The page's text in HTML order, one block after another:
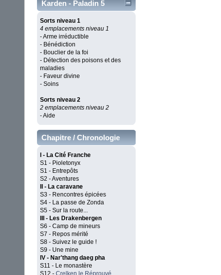
Karden - Paladin 5
Sorts niveau 1
4 emplacements niveau 1
- Arme irréductible
- Bénédiction
- Bouclier de la foi
- Détection des poisons et des
maladies
- Faveur divine
- Soins
Sorts niveau 2
2 emplacements niveau 2
- Aide
Chapitre / Chronologie
I - La Cité Franche
S1 - Pioletonyx
S1 - Entrepôts
S2 - Aventures
II - La caravane
S3 - Rencontres épicées
S4 - La passe de Zonda
S5 - Sur la route...
III - Les Drakenbergen
S6 - Camp de mineurs
S7 - Repos mérité
S8 - Suivez le guide !
S9 - Une mine
IV - Nar'thang daeg pha
S11 - Le monastère